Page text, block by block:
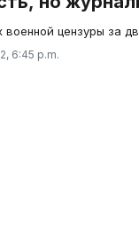
военной цензуры за
6:45 p.m.